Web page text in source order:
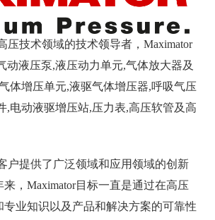
压技术领域的技术领导者，Maximator
动液压泵,液压动力单元,气体放大器及
体增压单元,液驱气体增压器,呼吸气压
,电动液驱增压站,压力表,高压软管及高
户提供了广泛领域和应用领域的创新
，Maximator目标一直是通过在高压
专业知识以及产品和解决方案的可靠性